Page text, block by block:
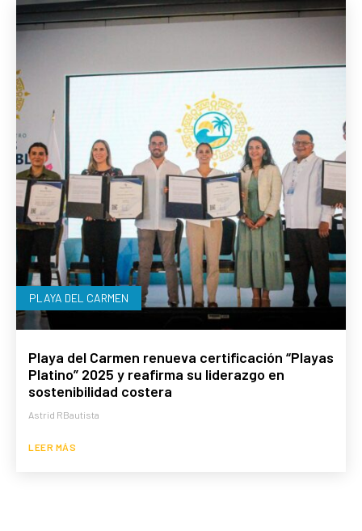
PLAYA DEL CARMEN
Playa del Carmen renueva certificación “Playas
Platino” 2025 y reafirma su liderazgo en
sostenibilidad costera
Astrid RBautista
LEER MÁS